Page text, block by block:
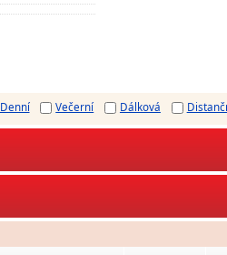
Denní Večerní Dálková